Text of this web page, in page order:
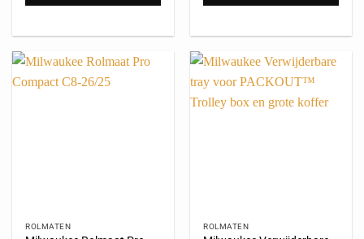
ROLMATEN ROLMATEN